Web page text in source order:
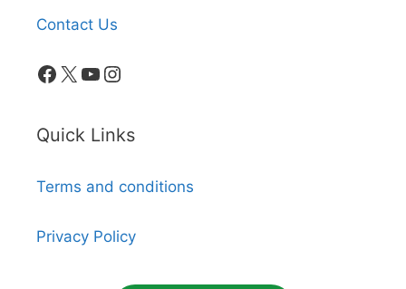
Contact Us
Facebook
X YouTube
Instagram
Quick Links
Terms and conditions
Privacy Policy